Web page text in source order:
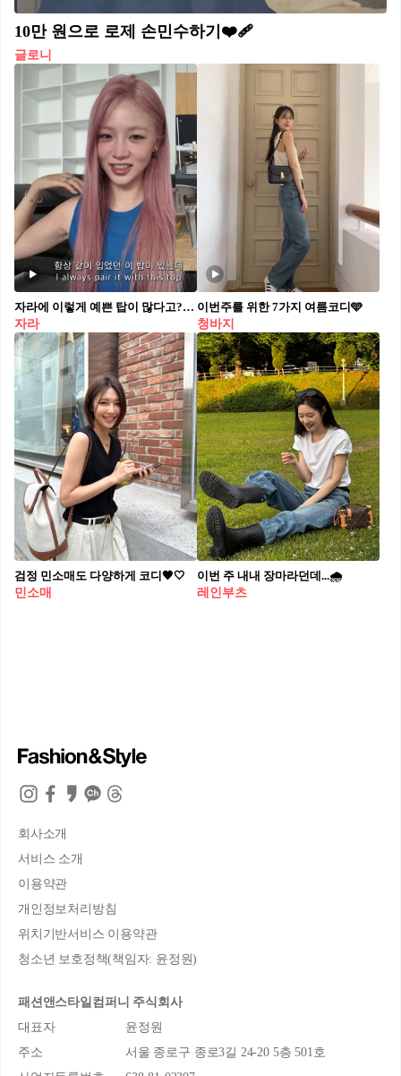
10만 원으로 로제 손민수하기❤️‍🩹
글로니
자라에 이렇게 예쁜 탑이 많다고?🛍️👀
자라
이번주를 위한 7가지 여름코디🩵
청바지
검정 민소매도 다양하게 코디🖤🤍
민소매
이번 주 내내 장마라던데...🌧️
레인부츠
회사소개
서비스 소개
이용약관
개인정보처리방침
위치기반서비스 이용약관
청소년 보호정책(책임자: 윤정원)
패션앤스타일컴퍼니 주식회사
대표자
윤정원
주소
서울 종로구 종로3길 24-20 5층 501호